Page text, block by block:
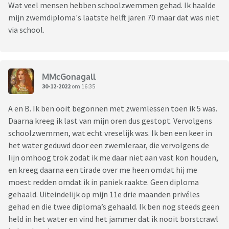
Wat veel mensen hebben schoolzwemmen gehad. Ik haalde
mijn zwemdiploma's laatste helft jaren 70 maar dat was niet
via school.
MMcGonagall
30-12-2022 om 16:35
A en B. Ik ben ooit begonnen met zwemlessen toen ik 5 was.
Daarna kreeg ik last van mijn oren dus gestopt. Vervolgens
schoolzwemmen, wat echt vreselijk was. Ik ben een keer in
het water geduwd door een zwemleraar, die vervolgens de
lijn omhoog trok zodat ik me daar niet aan vast kon houden,
en kreeg daarna een tirade over me heen omdat hij me
moest redden omdat ik in paniek raakte. Geen diploma
gehaald. Uiteindelijk op mijn 11e drie maanden privéles
gehad en die twee diploma’s gehaald. Ik ben nog steeds geen
held in het water en vind het jammer dat ik nooit borstcrawl